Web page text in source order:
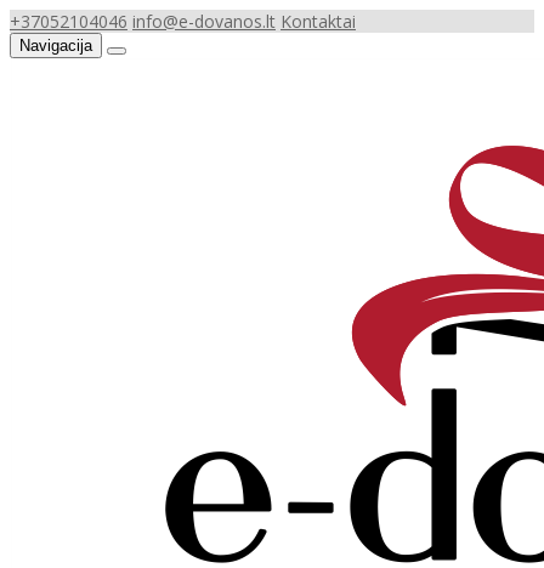
+37052104046 info@e-dovanos.lt Kontaktai
Navigacija